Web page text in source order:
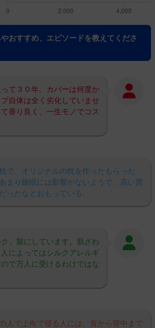
おすすめ、エピソードを教えてくださ
て３０年。カバーは何度か
自体は全く劣化していませ
香り良く、一生モノでコス
で、オリジナルの枕を作ったもらった
まり睡眠には影響がないようで、高い買
ったなとおもっている。
」製にしています。肌ざわ
によってはシルクアレルギ
で万人に受けるわけではな
人で上向で寝る人には、首から背中まで